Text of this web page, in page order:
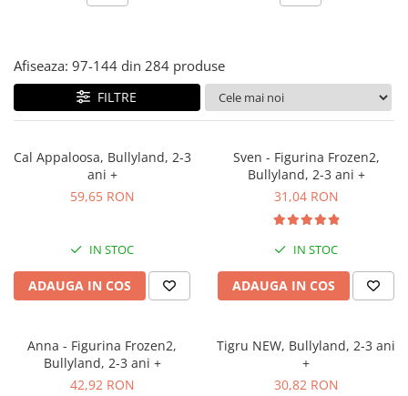
Jocuri de rol
Jocuri inteligenta si memorie
Jocuri dezvoltare emotionala
Jucarii din lemn
Jucarii si jocuri Montessori
Jocuri de relaxare
Papusi Barbie
Jocuri de cooperare
Jocuri dezvoltarea imaginatiei
Cărți educative pentru copii
Afiseaza: 97-144 din 284 produse
FILTRE
Cal Appaloosa, Bullyland, 2-3
ani +
59,65 RON
IN STOC
ADAUGA IN COS
Sven - Figurina Frozen2,
Bullyland, 2-3 ani +
31,04 RON
IN STOC
ADAUGA IN COS
Anna - Figurina Frozen2,
Bullyland, 2-3 ani +
42,92 RON
Tigru NEW, Bullyland, 2-3 ani
+
30,82 RON